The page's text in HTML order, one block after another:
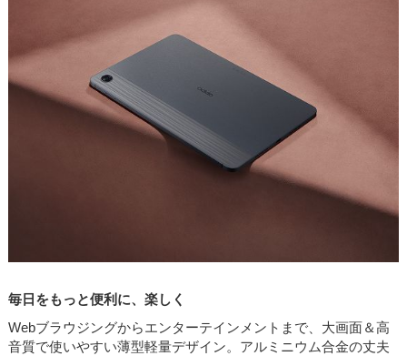
毎日をもっと便利に、楽しく
Webブラウジングからエンターテインメントまで、大画面＆高
音質で使いやすい薄型軽量デザイン。アルミニウム合金の丈夫